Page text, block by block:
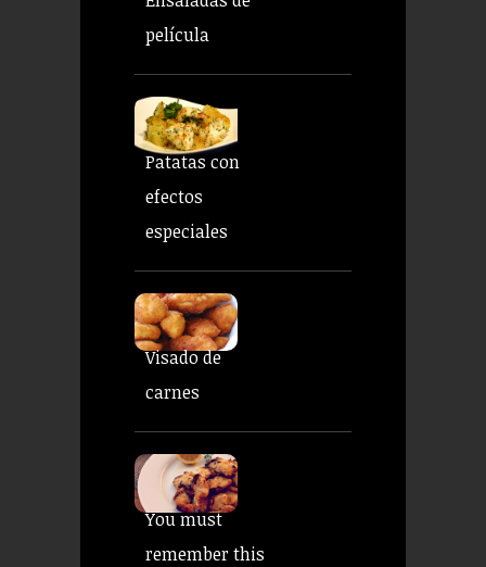
película
Patatas con
efectos
especiales
Visado de
carnes
You must
remember this